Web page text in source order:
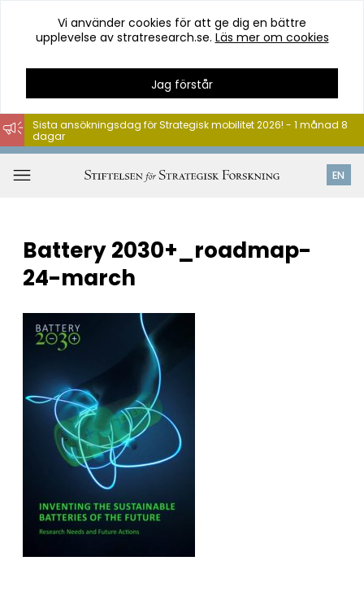
Hoppa
till
innehåll
Vi använder cookies för att ge dig en bättre
upplevelse av stratresearch.se. Läs mer om cookies
Jag förstår
EN
Sista ansökningsdag för Strategisk mobilitet 2026! - 1 månad 8
dagar
Battery 2030+_roadmap-
24-march